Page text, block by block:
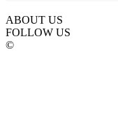
ABOUT US
FOLLOW US
©